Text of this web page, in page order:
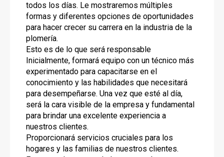
todos los días. Le mostraremos múltiples
formas y diferentes opciones de oportunidades
para hacer crecer su carrera en la industria de la
plomería.
Esto es de lo que será responsable
Inicialmente, formará equipo con un técnico más
experimentado para capacitarse en el
conocimiento y las habilidades que necesitará
para desempeñarse. Una vez que esté al día,
será la cara visible de la empresa y fundamental
para brindar una excelente experiencia a
nuestros clientes.
Proporcionará servicios cruciales para los
hogares y las familias de nuestros clientes.